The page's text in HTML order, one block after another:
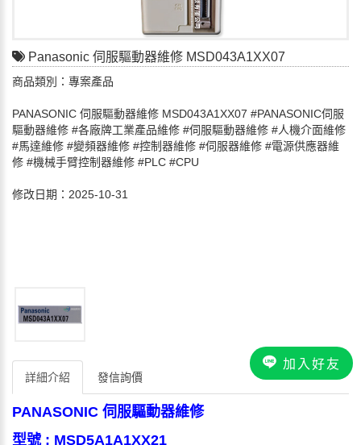
加入好友
Panasonic 伺服驅動器維修 MSD043A1XX07
商品類別：專案產品
PANASONIC 伺服驅動器維修 MSD043A1XX07 #PANASONIC伺服
驅動器維修 #各廠牌工業產品維修 #伺服驅動器維修 #人機介面維修
#馬達維修 #變頻器維修 #控制器維修 #伺服器維修 #電源供應器維
修 #機械手臂控制器維修 #PLC #CPU
修改日期：2025-10-31
詳細介紹 發信詢價
PANASONIC 伺服驅動器維修
型號 : MSD5A1A1XX21